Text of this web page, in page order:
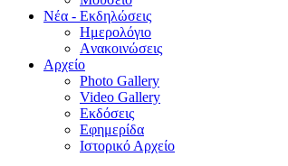
Νέα - Εκδηλώσεις
Ημερολόγιο
Aνακοινώσεις
Αρχείο
Photo Gallery
Video Gallery
Εκδόσεις
Εφημερίδα
Ιστορικό Αρχείο